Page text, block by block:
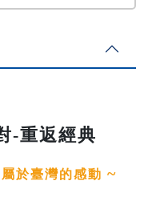
-重返經典
於臺灣的感動 ~